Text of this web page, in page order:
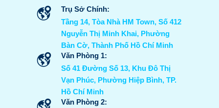
Trụ Sở Chính:
Tầng 14, Tòa Nhà HM Town, Số 412
Nguyễn Thị Minh Khai, Phường
Bàn Cờ, Thành Phố Hồ Chí Minh
Văn Phòng 1:
Số 41 Đường Số 13, Khu Đô Thị
Vạn Phúc, Phường Hiệp Bình, TP.
Hồ Chí Minh
Văn Phòng 2: